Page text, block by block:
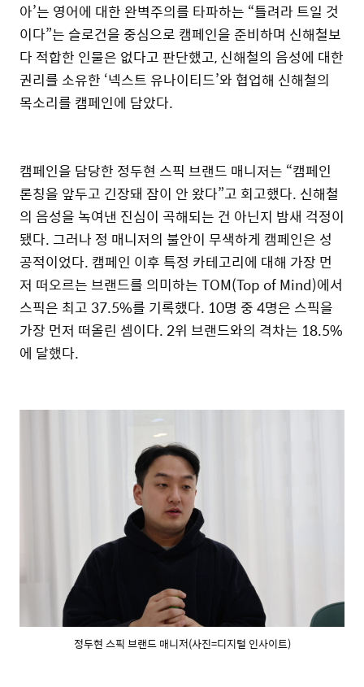
아’는 영어에 대한 완벽주의를 타파하는 “틀려라 트일 것
이다”는 슬로건을 중심으로 캠페인을 준비하며 신해철보
다 적합한 인물은 없다고 판단했고, 신해철의 음성에 대한
권리를 소유한 ‘넥스트 유나이티드’와 협업해 신해철의
목소리를 캠페인에 담았다.
캠페인을 담당한 정두현 스픽 브랜드 매니저는 “캠페인
론칭을 앞두고 긴장돼 잠이 안 왔다”고 회고했다. 신해철
의 음성을 녹여낸 진심이 곡해되는 건 아닌지 밤새 걱정이
됐다. 그러나 정 매니저의 불안이 무색하게 캠페인은 성
공적이었다. 캠페인 이후 특정 카테고리에 대해 가장 먼
저 떠오르는 브랜드를 의미하는 TOM(Top of Mind)에서
스픽은 최고 37.5%를 기록했다. 10명 중 4명은 스픽을
가장 먼저 떠올린 셈이다. 2위 브랜드와의 격차는 18.5%
에 달했다.
정두현 스픽 브랜드 매니저(사진=디지털 인사이트)